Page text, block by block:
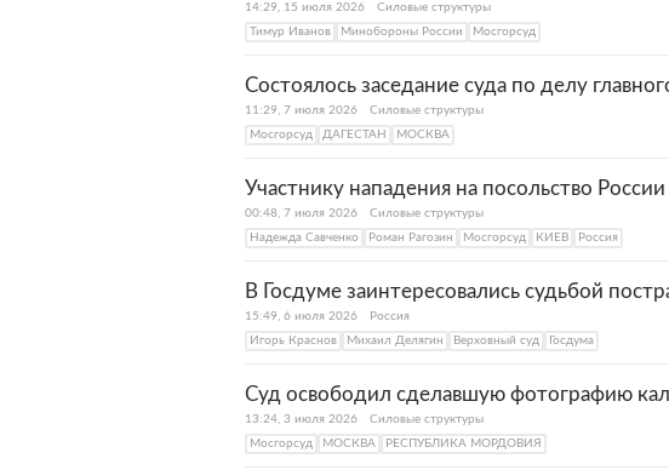
14:29, 15 июля 2026
Силовые структуры
Тимур Иванов
Минобороны России Мосгорсуд
Состоялось заседание суда по делу
11:29, 7 июля 2026
Силовые структуры
Мосгорсуд
ДАГЕСТАН МОСКВА
Участнику нападения на посольство
00:48, 7 июля 2026
Силовые структуры
Надежда Савченко
Роман Рагозин Мосгорсуд КИЕВ Россия
В Госдуме заинтересовались судьбой
15:49, 6 июля 2026
Россия
Игорь Краснов
Михаил Делягин Верховный суд Госдума
Суд освободил сделавшую фотографию
13:24, 3 июля 2026
Силовые структуры
Мосгорсуд
МОСКВА РЕСПУБЛИКА МОРДОВИЯ